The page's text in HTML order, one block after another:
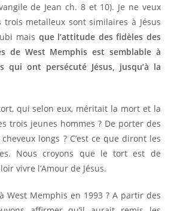
de Jean ch. 8 et 10). Je ne veux
metalleux sont similaires à Jésus
mais que l’attitude des fidèles des
de West Memphis est semblable à
qui ont persécuté Jésus, jusqu’à la
qui selon eux, méritait la mort et la
trois jeunes hommes ? De porter des
longs ? C’est ce que diront les
Nous croyons que le tort est de
vivre l’Amour de Jésus.
West Memphis en 1993 ? A partir des